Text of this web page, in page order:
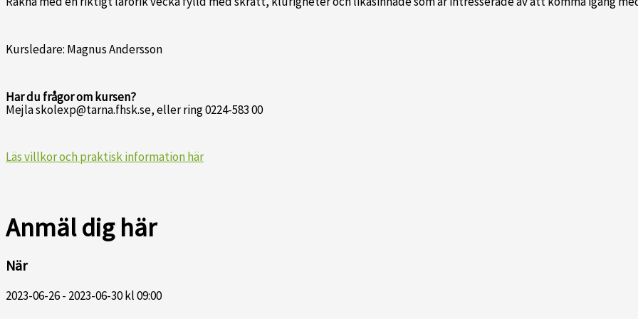
Kursledare: Magnus Andersson
Har du frågor om kursen?
Mejla skolexp@tarna.fhsk.se, eller ring 0224-583 00
Läs villkor och praktisk information här
Anmäl dig här
När
2023-06-26 - 2023-06-30 kl 09:00